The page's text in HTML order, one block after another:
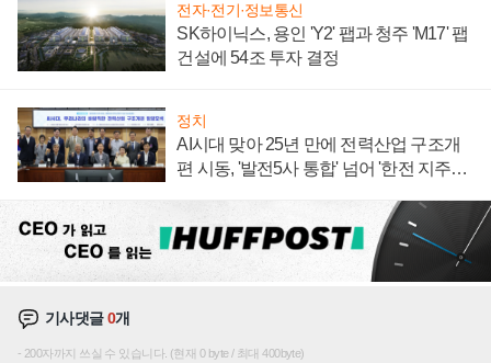
전자·전기·정보통신
SK하이닉스, 용인 'Y2' 팹과 청주 'M17' 팹
건설에 54조 투자 결정
정치
AI시대 맞아 25년 만에 전력산업 구조개
편 시동, '발전5사 통합' 넘어 '한전 지주사'
기사댓글0개
200자까지 쓰실 수 있습니다. (현재 0 byte / 최대 400byte)